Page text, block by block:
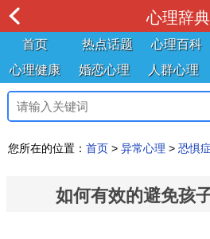
心理辞典
首页 热点话题 心理百科
心理健康
婚恋心理 人群心理
您所在的位置： 首页 > 异常心理 > 恐惧症
如何有效的避免孩